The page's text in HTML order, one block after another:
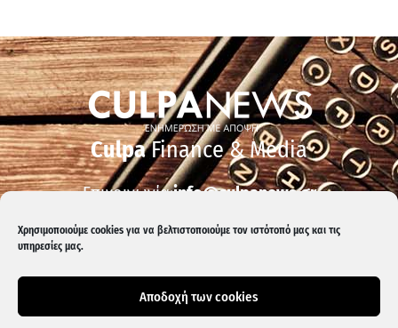
Χρησιμοποιούμε cookies για να βελτιστοποιούμε τον ιστότοπό μας και τις
υπηρεσίες μας.
Αποδοχή των cookies
CulpaFinance & Media
Επικοινωνία:info@culpanews.gr